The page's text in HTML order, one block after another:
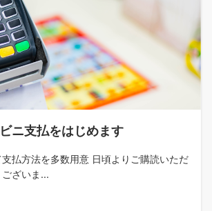
ニ支払をはじめます
払方法を多数用意 日頃よりご購読いただ
ざいま...